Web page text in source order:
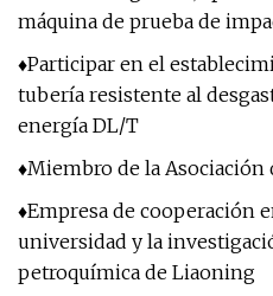
máquina de prueba de
♦Participar en el
tubería resistente al
energía DL/T
♦Miembro de la Asociación
♦Empresa de cooperación
universidad y la
petroquímica de Liaoning